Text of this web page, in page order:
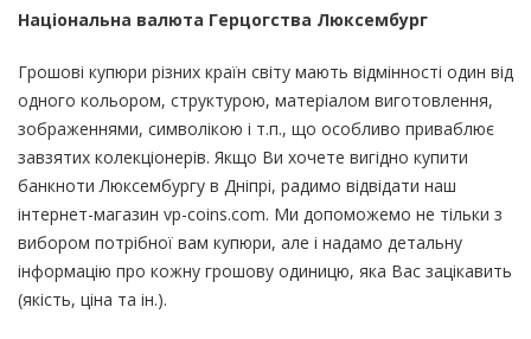
Національна валюта Герцогства Люксембург
Грошові купюри різних країн світу мають відмінності один від
одного кольором, структурою, матеріалом виготовлення,
зображеннями, символікою і т.п., що особливо приваблює
завзятих колекціонерів. Якщо Ви хочете вигідно купити
банкноти Люксембургу в Дніпрі, радимо відвідати наш
інтернет-магазин vp-coins.com. Ми допоможемо не тільки з
вибором потрібної вам купюри, але і надамо детальну
інформацію про кожну грошову одиницю, яка Вас зацікавить
(якість, ціна та ін.).